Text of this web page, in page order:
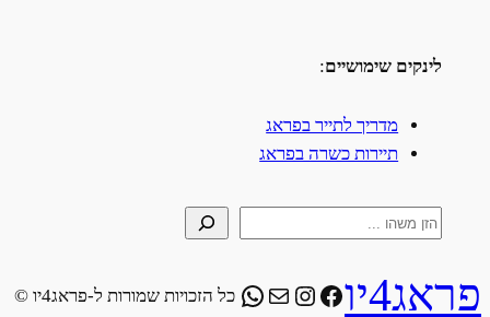
לינקים שימושיים:
מדריך לתייר בפראג
תיירות כשרה בפראג
S
פראג4יו Facebook
Instagram
Mail
WhatsApp
כל הזכויות שמורות ל-פראג4יו ©